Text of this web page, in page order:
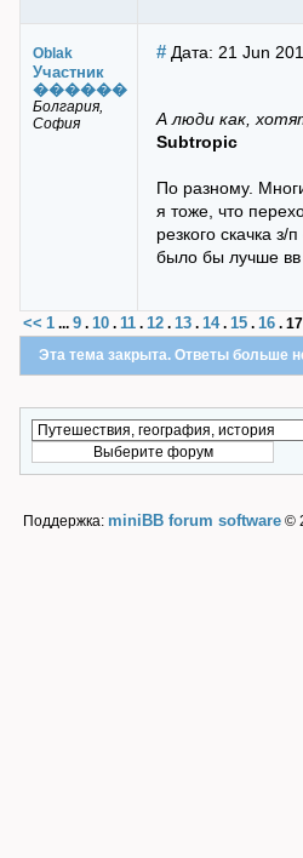
Oblak
Участник
������
Болгария,
София
# Дата: 21 Jun
А люди как,
Subtropic
По разному.
я тоже, что
резкого скачка
было бы лучше вв
<< 1 ... 9 . 10 . 11 . 12 . 13 . 14. 15 . 16 . 17
Эта тема закрыта. Ответы больше
Поддержка: miniBB forum software ©